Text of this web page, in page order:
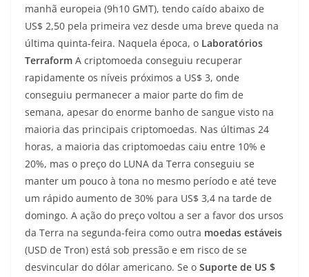
manhã europeia (9h10 GMT), tendo caído abaixo de
US$ 2,50 pela primeira vez desde uma breve queda na
última quinta-feira. Naquela época, o Laboratórios
Terraform A criptomoeda conseguiu recuperar
rapidamente os níveis próximos a US$ 3, onde
conseguiu permanecer a maior parte do fim de
semana, apesar do enorme banho de sangue visto na
maioria das principais criptomoedas. Nas últimas 24
horas, a maioria das criptomoedas caiu entre 10% e
20%, mas o preço do LUNA da Terra conseguiu se
manter um pouco à tona no mesmo período e até teve
um rápido aumento de 30% para US$ 3,4 na tarde de
domingo. A ação do preço voltou a ser a favor dos ursos
da Terra na segunda-feira como outra moedas estáveis
(USD de Tron) está sob pressão e em risco de se
desvincular do dólar americano. Se o Suporte de US $